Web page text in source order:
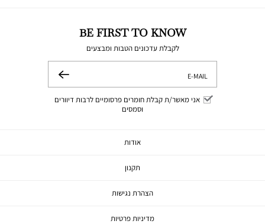
BE FIRST TO KNOW
לקבלת עדכונים הטבות ומבצעים
E-MAIL
אני מאשר/ת קבלת חומרים פרסומיים לרבות דיוורים
וסמסים
שלח
אודות
תקנון
הצהרת נגישות
מדיניות פרטיות